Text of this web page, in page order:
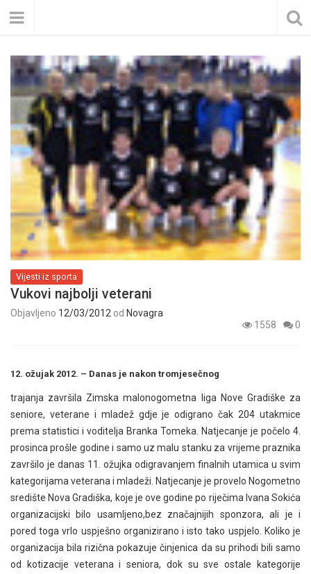
Vijesti iz sporta
Vukovi najbolji veterani
Objavljeno 12/03/2012 od Novagra
1558
0
12. ožujak 2012. – Danas je nakon tromjesečnog
trajanja završila Zimska malonogometna liga Nove Gradiške za
seniore, veterane i mladež gdje je odigrano čak 204 utakmice
prema statistici i voditelja Branka Tomeka. Natjecanje je počelo 4.
prosinca prošle godine i samo uz malu stanku za vrijeme praznika
završilo je danas 11. ožujka odigravanjem finalnih utamica u svim
kategorijama veterana i mladeži. Natjecanje je provelo Nogometno
središte Nova Gradiška, koje je ove godine po riječima Ivana Sokića
organizacijski bilo usamljeno,bez značajnijih sponzora, ali je i
pored toga vrlo uspješno organizirano i isto tako uspjelo. Koliko je
organizacija bila rizična pokazuje činjenica da su prihodi bili samo
od kotizacije veterana i seniora, dok su sve ostale kategorije